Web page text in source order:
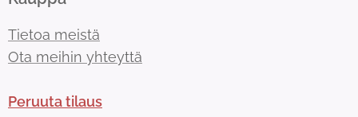
Tietoa meistä
Ota meihin yhteyttä
Peruuta tilaus